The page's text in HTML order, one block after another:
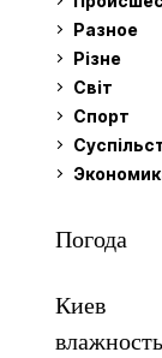
Разное
Різне
Світ
Спорт
Погода
Киев